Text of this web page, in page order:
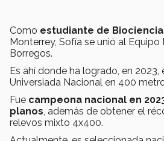
Como estudiante de
Monterrey, Sofía se unió al
Borregos.
Es ahí donde ha logrado, en
Universiada Nacional en 400
Fue campeona nacional en
planos, además de obtener el
relevos mixto 4x400.